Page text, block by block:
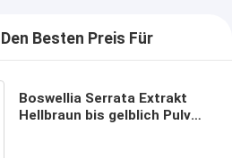
Besten Preis Für
Boswellia Serrata Extrakt
Hellbraun bis gelblich Pulver